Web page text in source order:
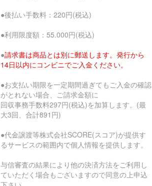
●後払い手数料：220円(税込)
●利用限度額：55.000円(税込)
●請求書は商品とは別に郵送します。発行から
14日以内にコンビニでご入金ください。
●お支払い期限を一定期間過ぎてもご入金の確認
がとれない場合、ご請求金額に
回収事務手数料297円(税込)を加算します。(最
大3回、合計891円)
●代金譲渡等株式会社SCORE(スコア)が提供す
るサービスの範囲内で個人情報を提供します。
与信審査の結果により他の決済方法をご利用し
ていただく場合もございますので同意の上申込